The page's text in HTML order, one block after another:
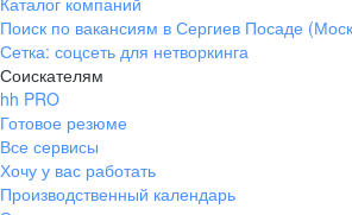
Поиск по вакансиям в Сергиев Посаде
Сетка: соцсеть для нетворкинга
Соискателям
hh PRO
Готовое резюме
Все сервисы
Хочу у вас работать
Производственный календарь